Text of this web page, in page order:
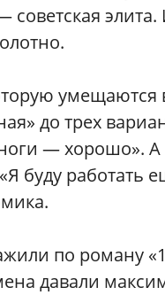
советская
умещаются
до трех
— хорошо». А
буду работать
по роману
давали